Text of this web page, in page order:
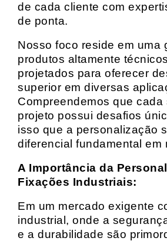
de cada cliente com
de ponta.
Nosso foco reside em uma
produtos altamente
projetados para oferecer
superior em diversas
Compreendemos que cada
projeto possui desafios
isso que a personalização
diferencial fundamental em
A Importância da
Fixações Industriais:
Em um mercado exigente
industrial, onde a
e a durabilidade são